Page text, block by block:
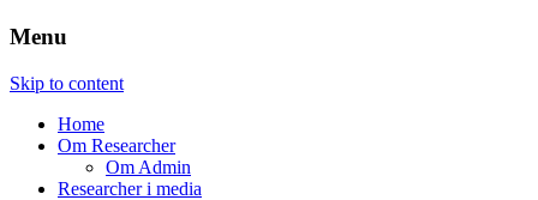
Menu
Skip to content
Home
Om Researcher
Om Admin
Researcher i media